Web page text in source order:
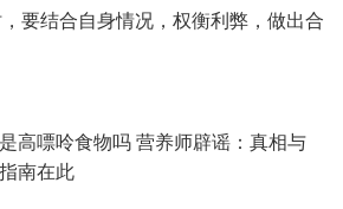
要结合自身情况，权衡利弊，做出合
高嘌呤食物吗 营养师辟谣：真相与
南在此